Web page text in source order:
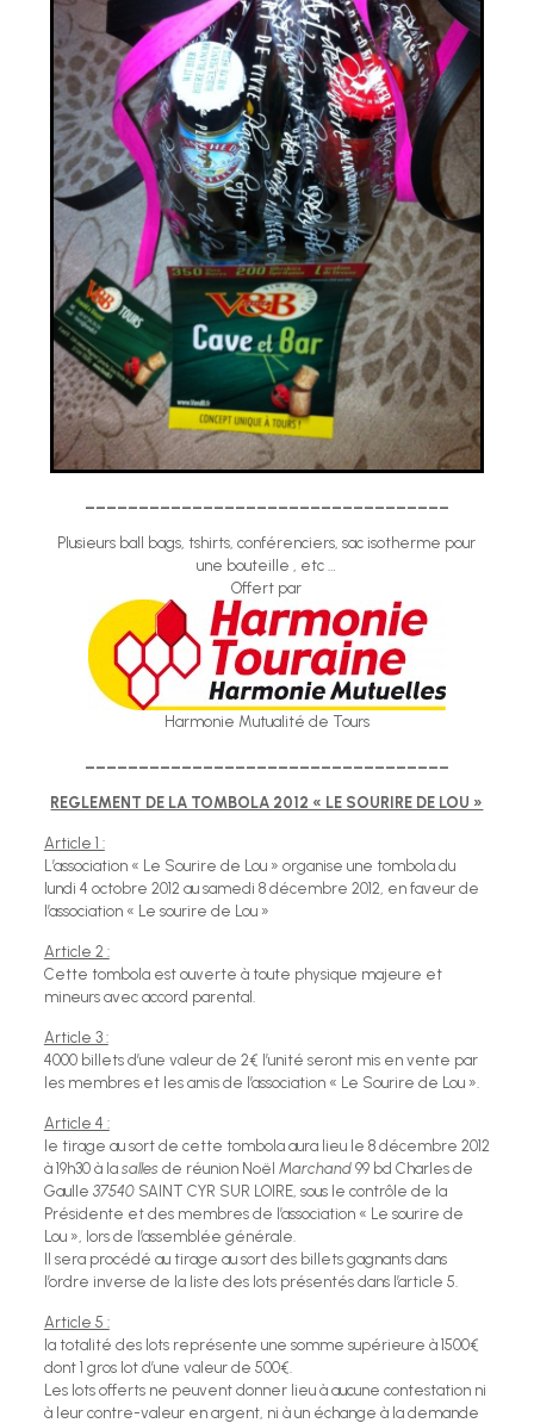
Plusieurs ball bags, tshirts, conférenciers,sac isotherme pour
une bouteille , etc …
Offert par
Harmonie Mutualité de Tours
REGLEMENT DE LA TOMBOLA 2012 « LE SOURIRE DE LOU »
Article 1 :
L’association « Le Sourire de Lou » organise une tombola du
lundi 4 octobre 2012 au samedi 8 décembre 2012, en faveur de
l’association « Le sourire de Lou »
Article 2 :
Cette tombola est ouverte à toute physique majeure et
mineurs avec accord parental.
Article 3 :
4000 billets d’une valeur de 2€ l’unité seront mis en vente par
les membres et les amis de l’association « Le Sourire de Lou ».
Article 4 :
le tirage au sort de cette tombola aura lieu le 8 décembre 2012
à 19h30 à la sallesde réunion Noël Marchand99 bd Charles de
Gaulle 37540SAINT CYR SUR LOIRE, sous le contrôle de la
Présidente et des membres de l’association « Le sourire de
Lou », lors de l’assemblée générale.
Il sera procédé au tirage au sort des billets gagnants dans
l’ordre inverse de la liste des lots présentés dans l’article 5.
Article 5 :
la totalité des lots représente une somme supérieure à 1500€
dont 1 gros lot d’une valeur de 500€.
Les lots offerts ne peuvent donner lieu à aucune contestation ni
à leur contre-valeur en argent, ni à un échange à la demande